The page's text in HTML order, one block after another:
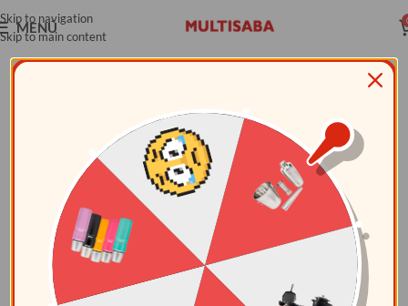
Skip to navigation
Skip to main content
MENÚ